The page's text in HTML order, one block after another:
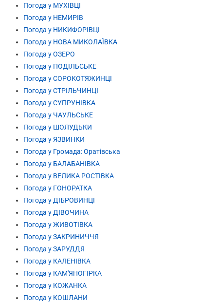
Погода у МУХІВЦІ
Погода у НЕМИРІВ
Погода у НИКИФОРІВЦІ
Погода у НОВА МИКОЛАЇВКА
Погода у ОЗЕРО
Погода у ПОДІЛЬСЬКЕ
Погода у СОРОКОТЯЖИНЦІ
Погода у СТРІЛЬЧИНЦІ
Погода у СУПРУНІВКА
Погода у ЧАУЛЬСЬКЕ
Погода у ШОЛУДЬКИ
Погода у ЯЗВИНКИ
Погода у Громада: Оратівська
Погода у БАЛАБАНІВКА
Погода у ВЕЛИКА РОСТІВКА
Погода у ГОНОРАТКА
Погода у ДІБРОВИНЦІ
Погода у ДІВОЧИНА
Погода у ЖИВОТІВКА
Погода у ЗАКРИНИЧЧЯ
Погода у ЗАРУДДЯ
Погода у КАЛЕНІВКА
Погода у КАМ'ЯНОГІРКА
Погода у КОЖАНКА
Погода у КОШЛАНИ